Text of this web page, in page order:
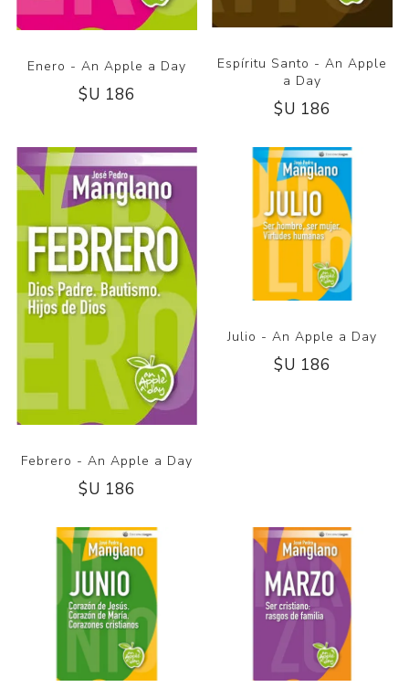
Enero - An Apple a Day
$U 186
Espíritu Santo - An Apple
a Day
$U 186
Febrero - An Apple a Day
$U 186
Julio - An Apple a Day
$U 186